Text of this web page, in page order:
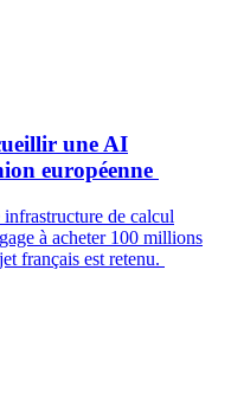
une AI
européenne
de calcul
à acheter 100 millions
français est retenu.